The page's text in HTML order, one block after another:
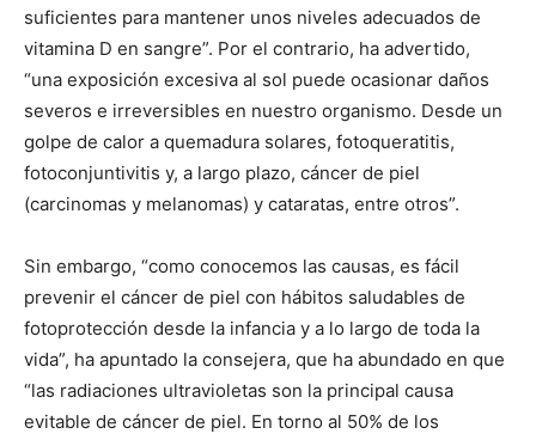
suficientes para mantener unos niveles adecuados de
vitamina D en sangre”. Por el contrario, ha advertido,
“una exposición excesiva al sol puede ocasionar daños
severos e irreversibles en nuestro organismo. Desde un
golpe de calor a quemadura solares, fotoqueratitis,
fotoconjuntivitis y, a largo plazo, cáncer de piel
(carcinomas y melanomas) y cataratas, entre otros”.
Sin embargo, “como conocemos las causas, es fácil
prevenir el cáncer de piel con hábitos saludables de
fotoprotección desde la infancia y a lo largo de toda la
vida”, ha apuntado la consejera, que ha abundado en que
“las radiaciones ultravioletas son la principal causa
evitable de cáncer de piel. En torno al 50% de los